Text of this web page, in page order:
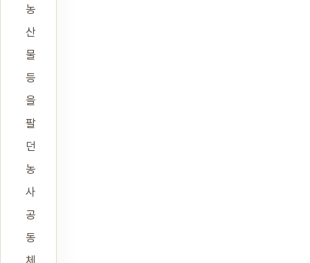
농
산
물
등
을
팔
던
농
사
공
동
체